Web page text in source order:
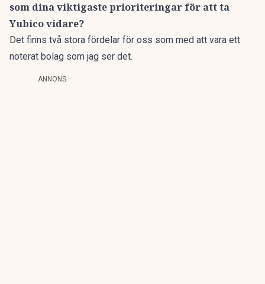
som dina viktigaste prioriteringar för att ta
Yubico vidare?
Det finns två stora fördelar för oss som med att vara ett
noterat bolag som jag ser det.
ANNONS